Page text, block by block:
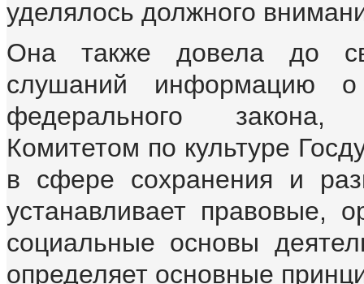
уделялось должного
Она также довела до
слушаний информацию
федерального
Комитетом по культуре
в сфере сохранения и
устанавливает правовые,
социальные основы
определяет основные